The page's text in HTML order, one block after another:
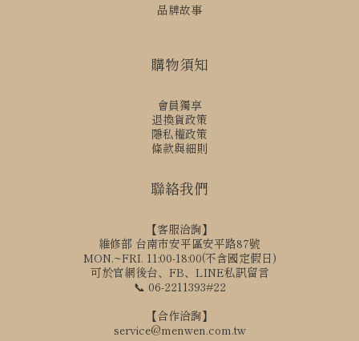
品牌故事
購物須知
會員獨享
退換貨政策
隱私權政策
條款與細則
聯絡我們
【客服洽詢】
維修部 台南市安平區安平路87號
MON.~FRI. 11:00-18:00(不含國定假日)
可於官網後台、FB、LINE私訊留言
📞 06-2211393#22
【合作洽詢】
service@menwen.com.tw